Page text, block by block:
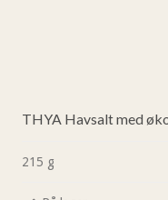
THYA Havsalt med
215 g